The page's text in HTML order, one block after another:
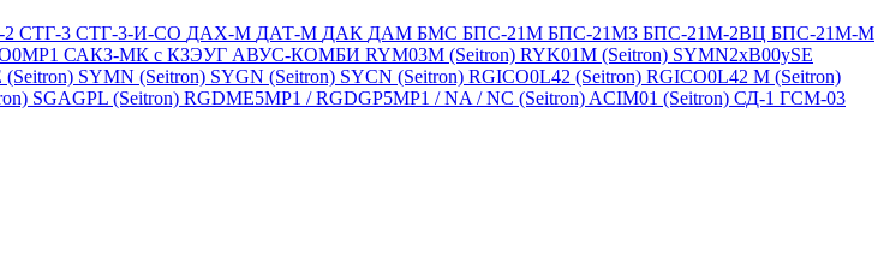
СТГ-3 СТГ-3-И-CO ДАХ-М ДАТ-М ДАК ДАМ БМС БПС-21М БПС-21М3 БПС-21М-2ВЦ БПС-21М-М
САКЗ-МК с КЗЭУГ АВУС-КОМБИ RYM03M (Seitron) RYK01M (Seitron) SYMN2хB00ySE
SYMN (Seitron) SYGN (Seitron) SYCN (Seitron) RGICO0L42 (Seitron) RGICO0L42 M (Seitron)
SGAGPL (Seitron) RGDME5MP1 / RGDGP5MP1 / NA / NC (Seitron) ACIM01 (Seitron) СД-1 ГСМ-03